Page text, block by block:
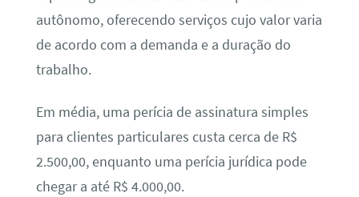
autônomo, oferecendo serviços cujo valor varia
de acordo com a demanda e a duração do
trabalho.
Em média, uma perícia de assinatura simples
para clientes particulares custa cerca de R$
2.500,00, enquanto uma perícia jurídica pode
chegar a até R$ 4.000,00.